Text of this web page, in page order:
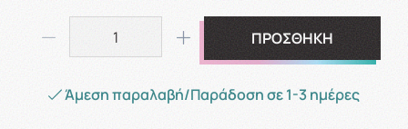
ΠΡΟΣΘΗΚΗ
Άμεση παραλαβή/Παράδοση σε 1-3 ημέρες